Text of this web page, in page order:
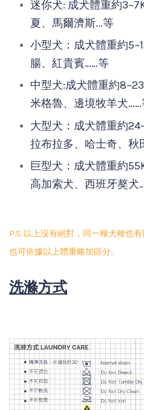
迷你犬: 成犬體重約
夏、馬爾濟斯...等
小型犬：成犬體重約
腸、紅貴賓……等
中型犬:成犬體重約
米格魯、邊境牧羊犬……
大型犬：成犬體重約24-
拉布拉多、哈士奇、
巨型犬：成犬體重約
高加索犬、西班牙獒犬
P.S. 以上沒有絕對，同一種犬種也
也可依據以上體重略加區分。
洗滌方式